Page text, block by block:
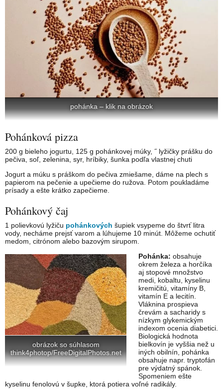
pohánka – klik na obrázok
Pohánková pizza
200 g bieleho jogurtu, 125 g pohánkovej múky, ˝ lyžičky prášku do
pečiva, soľ, zelenina, syr, hríbiky, šunka podľa vlastnej chuti
Jogurt a múku s práškom do pečiva zmiešame, dáme na plech s
papierom na pečenie a upečieme do ružova. Potom poukladáme
prísady a ešte krátko zapečieme.
Pohánkový čaj
1 polievkovú lyžiču pohánkových šupiek vsypeme do štvrť litra
vody, necháme prejsť varom a lúhujeme 10 minút. Môžeme ochutiť
medom, citrónom alebo bazovým sirupom.
obrázok so súhlasom
think4photop/FreeDigitalPhotos.net
Pohánka: obsahuje
okrem železa a horčíka
aj stopové množstvo
medi, kobaltu, kyselinu
kremičitú, vitamíny B,
vitamín E a lecitín.
Vláknina prospieva
črevám a sacharidy s
nízkym glykemickým
indexom ocenia diabetici.
Biologická hodnota
bielkovín je vyššia než u
iných obilnín, pohánka
obsahuje napr. tryptofán
pre výdatný spánok.
Spomeniem ešte
kyselinu fenolovú v šupke, ktorá potiera voľné radikály.